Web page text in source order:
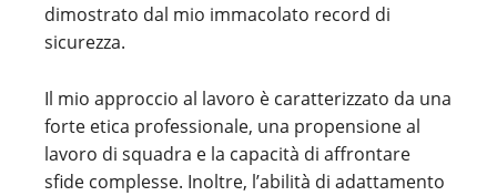
dimostrato dal mio immacolato record di
sicurezza.
Il mio approccio al lavoro è caratterizzato da una
forte etica professionale, una propensione al
lavoro di squadra e la capacità di affrontare
sfide complesse. Inoltre, l’abilità di adattamento